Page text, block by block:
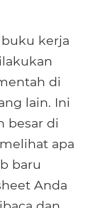
kerja
di
lain. Ini
besar di
apa
baru
Anda